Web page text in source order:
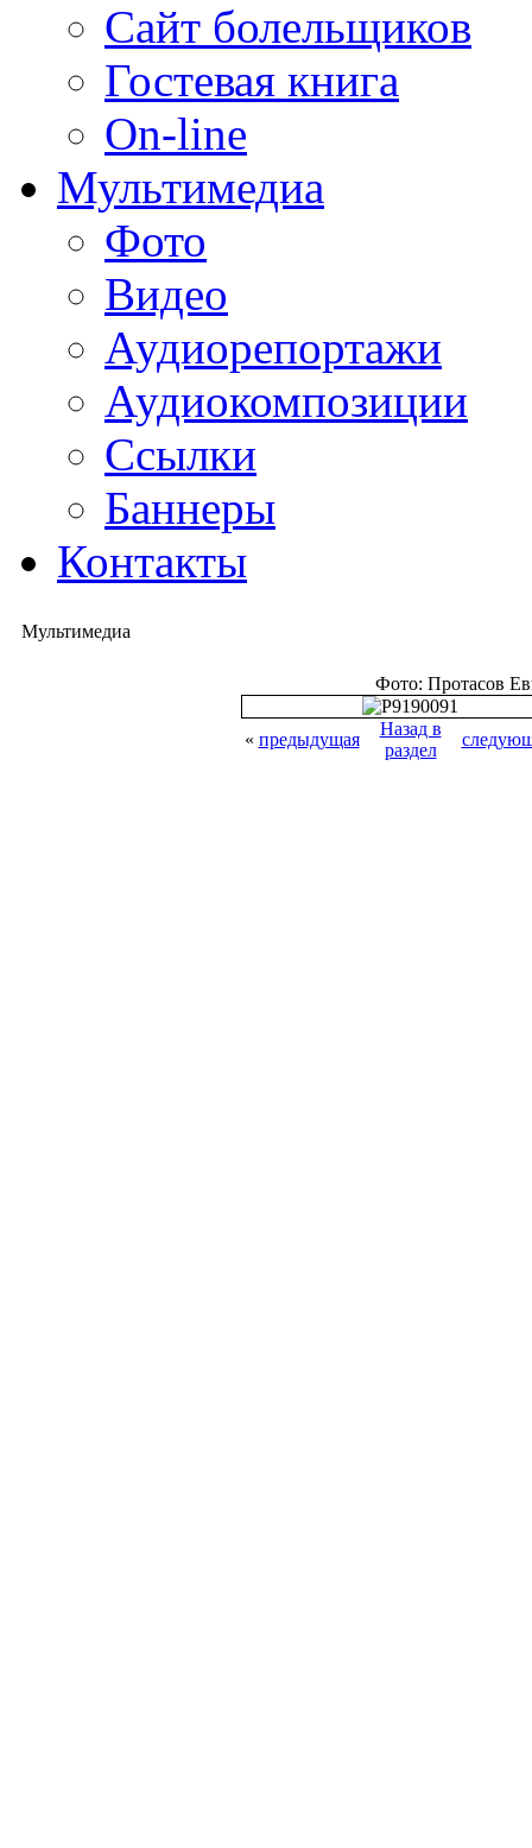
Сайт болельщиков
Гостевая книга
On-line
Мультимедиа
Фото
Видео
Аудиорепортажи
Аудиокомпозиции
Ссылки
Баннеры
Контакты
Мультимедиа
Фото: Протасов
« предыдущая
Назад в
раздел